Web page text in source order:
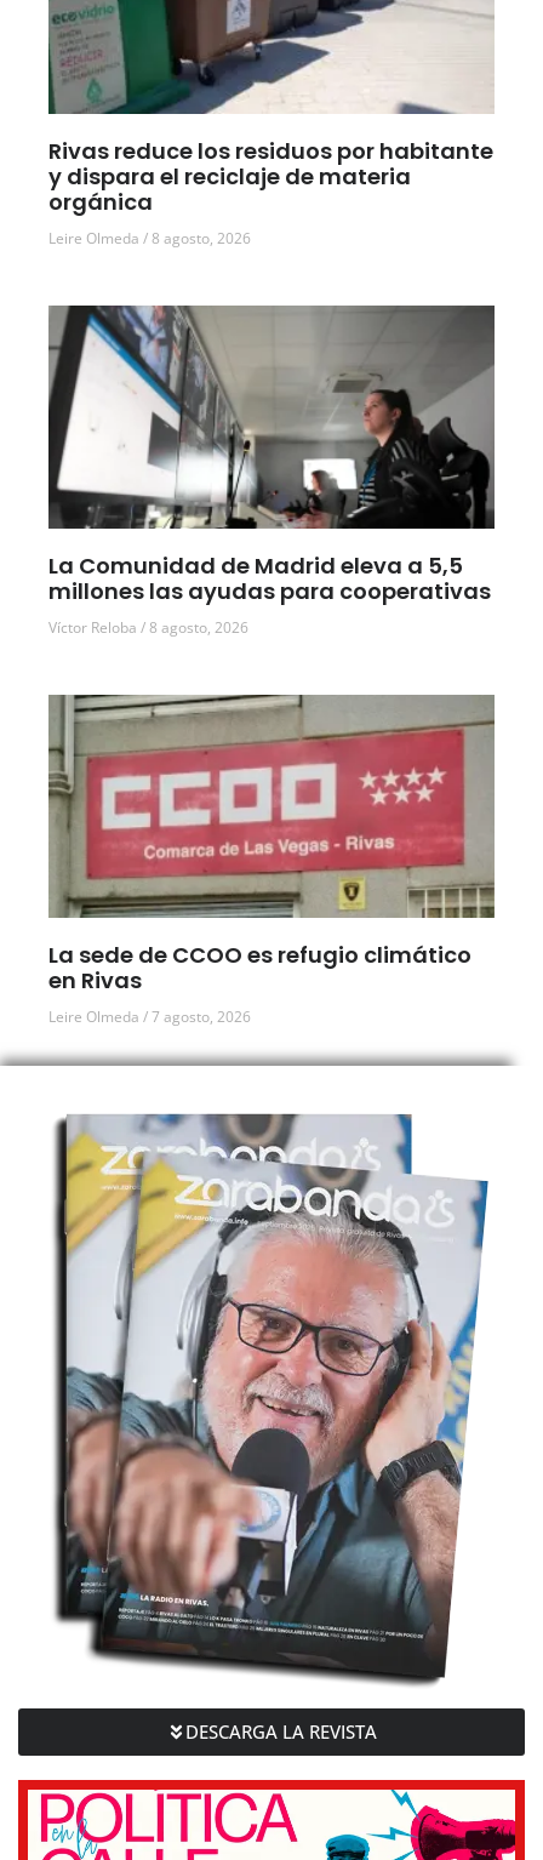
Rivas reduce los residuos por habitante
y dispara el reciclaje de materia
orgánica
Leire Olmeda 8 agosto, 2026
La Comunidad de Madrid eleva a 5,5
millones las ayudas para cooperativas
Víctor Reloba 8 agosto, 2026
La sede de CCOO es refugio climático
en Rivas
Leire Olmeda 7 agosto, 2026
DESCARGA LA REVISTA